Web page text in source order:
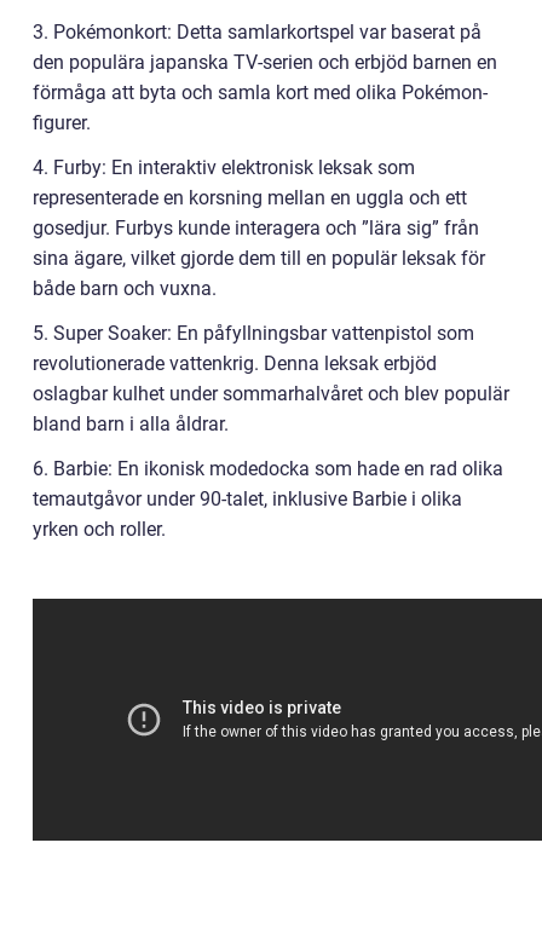
3. Pokémonkort: Detta samlarkortspel var baserat på
den populära japanska TV-serien och erbjöd barnen en
förmåga att byta och samla kort med olika Pokémon-
figurer.
4. Furby: En interaktiv elektronisk leksak som
representerade en korsning mellan en uggla och ett
gosedjur. Furbys kunde interagera och ”lära sig” från
sina ägare, vilket gjorde dem till en populär leksak för
både barn och vuxna.
5. Super Soaker: En påfyllningsbar vattenpistol som
revolutionerade vattenkrig. Denna leksak erbjöd
oslagbar kulhet under sommarhalvåret och blev populär
bland barn i alla åldrar.
6. Barbie: En ikonisk modedocka som hade en rad olika
temautgåvor under 90-talet, inklusive Barbie i olika
yrken och roller.